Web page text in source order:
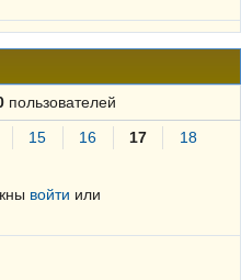
пользователей
15 16 17
18
войти или